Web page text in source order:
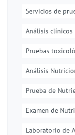
Servicios de
Análisis clínicos
Pruebas
Análisis
Prueba de
Examen de
Laboratorio de